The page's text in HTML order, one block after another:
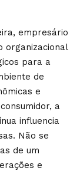
empresário
organizacional
para a
de
e
a
influencia
Não se
de um
e